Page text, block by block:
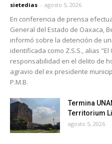
sietedias - agosto 5, 2026
En conferencia de prensa
General del Estado de Oaxaca,
informó sobre la detención de
identificada como Z.S.S., alias
responsabilidad en el delito de
agravio del ex presidente
P.M.B.
Termina
Territorium
agosto 5, 2026